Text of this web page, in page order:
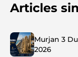
Articles
Murjan 3
2026